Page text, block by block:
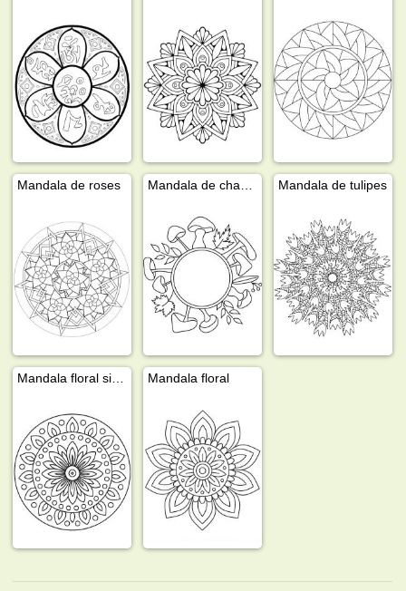
Mandala de roses Mandala de tulipes
Mandala floral